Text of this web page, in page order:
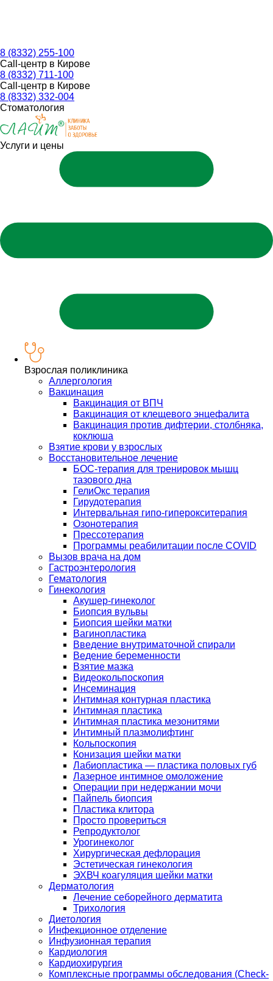
8 (8332) 255-100
Call-центр в Кирове
8 (8332) 711-100
Call-центр в Кирове
8 (8332) 332-004
Стоматология
Услуги и цены
Взрослая поликлиника
Аллергология
Вакцинация
Вакцинация от ВПЧ
Вакцинация от клещевого энцефалита
Вакцинация против дифтерии, столбняка,
коклюша
Взятие крови у взрослых
Восстановительное лечение
БОС-терапия для тренировок мышц
тазового дна
ГелиОкс терапия
Гирудотерапия
Интервальная гипо-гиперокситерапия
Озонотерапия
Прессотерапия
Программы реабилитации после СOVID
Вызов врача на дом
Гастроэнтерология
Гематология
Гинекология
Акушер-гинеколог
Биопсия вульвы
Биопсия шейки матки
Вагинопластика
Введение внутриматочной спирали
Ведение беременности
Взятие мазка
Видеокольпоскопия
Инсеминация
Интимная контурная пластика
Интимная пластика
Интимная пластика мезонитями
Интимный плазмолифтинг
Кольпоскопия
Конизация шейки матки
Лабиопластика — пластика половых губ
Лазерное интимное омоложение
Операции при недержании мочи
Пайпель биопсия
Пластика клитора
Просто провериться
Репродуктолог
Урогинеколог
Хирургическая дефлорация
Эстетическая гинекология
ЭХВЧ коагуляция шейки матки
Дерматология
Лечение себорейного дерматита
Трихология
Диетология
Инфекционное отделение
Инфузионная терапия
Кардиология
Кардиохирургия
Комплексные программы обследования (Check-